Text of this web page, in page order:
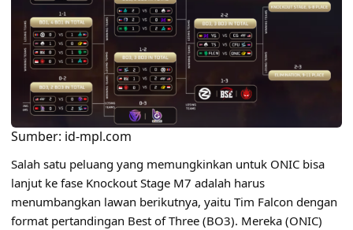
Sumber: id-mpl.com
Salah satu peluang yang memungkinkan untuk ONIC bisa
lanjut ke fase Knockout Stage M7 adalah harus
menumbangkan lawan berikutnya, yaitu Tim Falcon dengan
format pertandingan Best of Three (BO3). Mereka (ONIC)